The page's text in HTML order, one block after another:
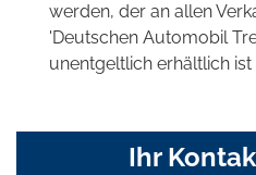
werden, der an allen
'Deutschen Automobil
unentgeltlich erhältlich
Ihr